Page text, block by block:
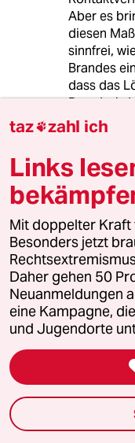
Aber es
diesen
sinnfrei,
Brandes
dass das
Brand wird
teurer, das
0G 05653
26.01.2021,
Beginn der
0G 06438
26.01.2021,
""Warum
==
taz zahl ich
Links
Mit doppelter Kraft
Besonders jetzt
Daher gehen 50
Neuanmeldungen
eine Kampagne,
und Jugendorte